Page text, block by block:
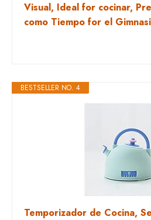
Visual, Ideal for cocinar,
como Tiempo for el
BESTSELLER NO. 4
Temporizador de Cocina,